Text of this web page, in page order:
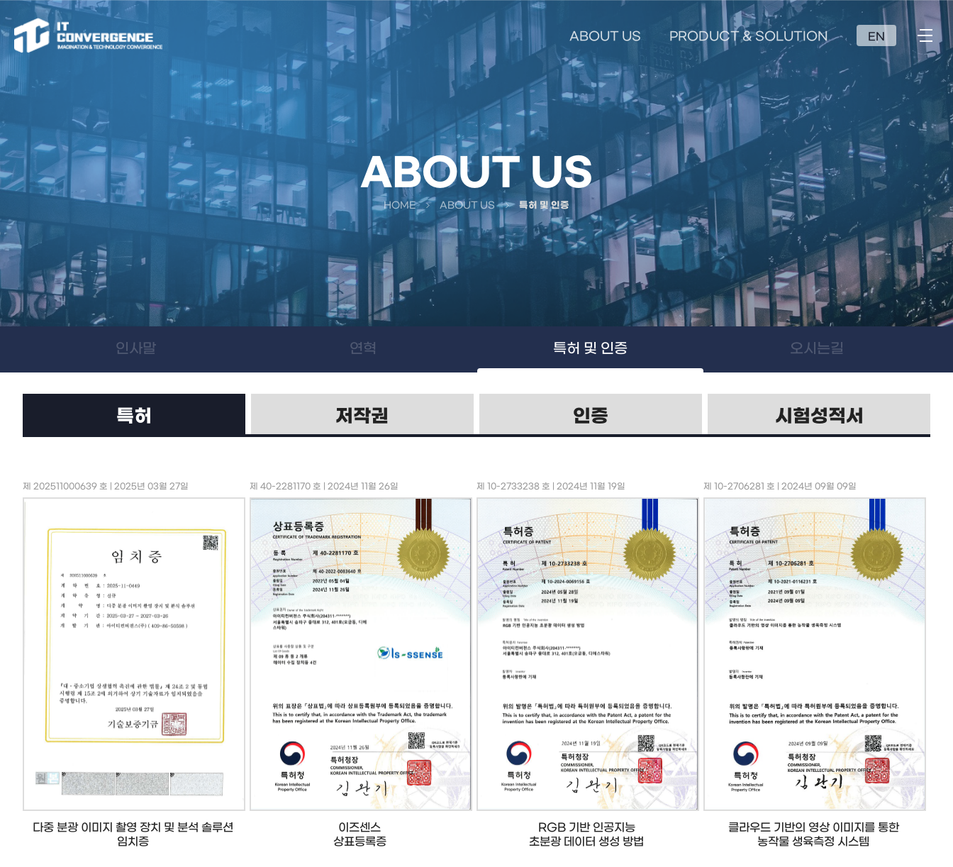
ABOUT US PRODUCT & SOLUTION EN
ABOUT US
HOME ABOUT US 특허 및 인증
인사말 연혁 특허 및 인증 오시는길
특허 저작권 인증 시험성적서
제 202511000639 호 | 2025년 03월 27일
다중 분광 이미지 촬영 장치 및 분석 솔루션
임치증
제 40-2281170 호 | 2024년 11월 26일
이즈센스
상표등록증
제 10-2733238 호 | 2024년 11월 19일
RGB 기반 인공지능
초분광 데이터 생성 방법
제 10-2706281 호 | 2024년 09월 09일
클라우드 기반의 영상 이미지를 통한
농작물 생육측정 시스템